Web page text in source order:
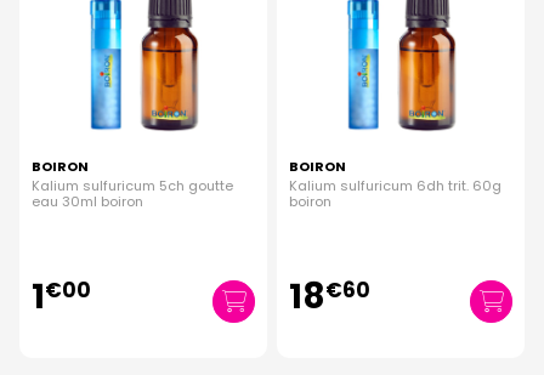
BOIRON
Kalium sulfuricum 5ch goutte
eau 30ml boiron
1€00
BOIRON
Kalium sulfuricum 6dh trit. 60g
boiron
18€60